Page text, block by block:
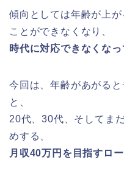
傾向としては年齢が上
ことができなくなり、
時代に対応できなくなっ
今回は、年齢があがる
と、
20代、30代、そしてま
めする、
月収40万円を目指すロ